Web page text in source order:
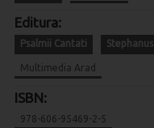
Editura:
Psalmii Cantati Stephanus
Multimedia Arad
ISBN:
978-606-95469-2-5